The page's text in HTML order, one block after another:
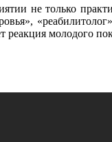
не только
реакция молодого